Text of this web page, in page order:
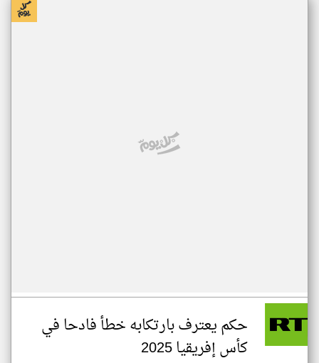
حكم يعترف بارتكابه خطأ فادحا في
كأس إفريقيا 2025